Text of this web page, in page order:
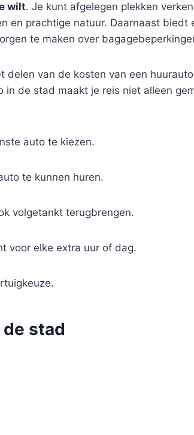
wilt. Je kunt afgelegen plekken
en prachtige natuur. Daarnaast biedt
te maken over
delen van de kosten van een
de stad maakt je reis niet alleen
auto te kiezen.
te kunnen huren.
volgetankt terugbrengen.
voor elke extra uur of dag.
stad